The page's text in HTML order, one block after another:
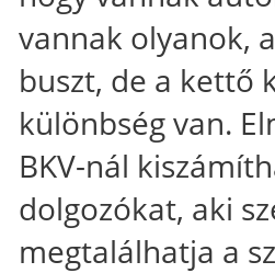
vannak olyanok,
buszt, de a kettő
különbség van.
BKV-nál
dolgozókat, aki
megtalálhatja a